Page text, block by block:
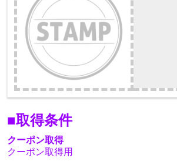
■取得条件
クーポン取得
クーポン取得用